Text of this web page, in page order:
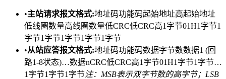
•​​主站请求报文格式:​​地址码功能码起始地址高起始地址
低线圈数量高线圈数量低CRC低CRC高1字节01H1字节1
字节1字节1字节1字节1字节
•​​从站应答报文格式:​​地址码功能码数据字节数数据1 (回
路1-8状态)…数据nCRC低CRC高1字节01H1字节1字节…
1字节1字节1字节注：MSB表示双字节数的高字节；LSB